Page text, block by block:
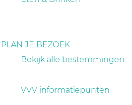
PLAN JE BEZOEK
Bekijk alle bestemmingen
VVV informatiepunten